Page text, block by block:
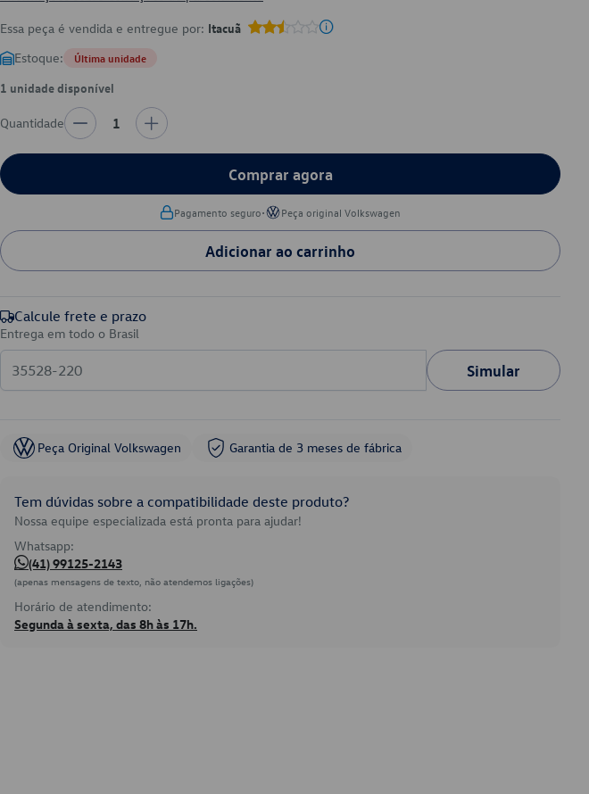
Essa peça é vendida e entregue por: Itacuã
Estoque: Última unidade
1 unidade disponível
Quantidade 1
Comprar agora
Pagamento seguro• Peça original Volkswagen
Adicionar ao carrinho
Calcule frete e prazo
Entrega em todo o Brasil
Simular
Peça Original Volkswagen Garantia de 3 meses de fábrica
Tem dúvidas sobre a compatibilidade deste produto?
Nossa equipe especializada está pronta para ajudar!
Whatsapp:
(41) 99125-2143
(apenas mensagens de texto, não atendemos ligações)
Horário de atendimento:
Segunda à sexta, das 8h às 17h.